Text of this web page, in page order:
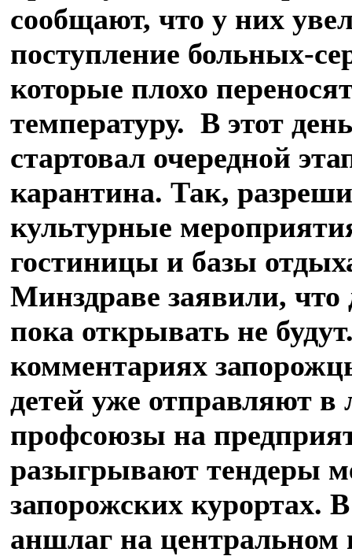
сообщают, что у них
поступление больных-
которые плохо
температуру. В этот
стартовал очередной
карантина. Так,
культурные
гостиницы и базы
Минздраве заявили, что
пока открывать не
комментариях
детей уже отправляют в
профсоюзы на
разыгрывают тендеры
запорожских курортах.
аншлаг на центральном